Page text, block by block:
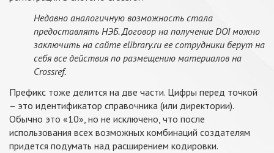
Недавно аналогичную возможность стала
предоставлять НЭБ. Договор на получение DOI можно
заключить на сайте elibrary.ru ее сотрудники берут на
себя все действия по размещению материалов на
Crossref.
Префикс тоже делится на две части. Цифры перед точкой
– это идентификатор справочника (или директории).
Обычно это «10», но не исключено, что после
использования всех возможных комбинаций создателям
придется подумать над расширением кодировки.